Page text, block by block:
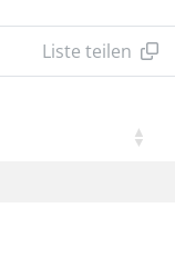
Liste teilen